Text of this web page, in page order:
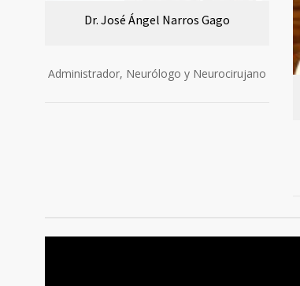
Dr. José Ángel Narros Gago
Administrador, Neurólogo y Neurocirujano